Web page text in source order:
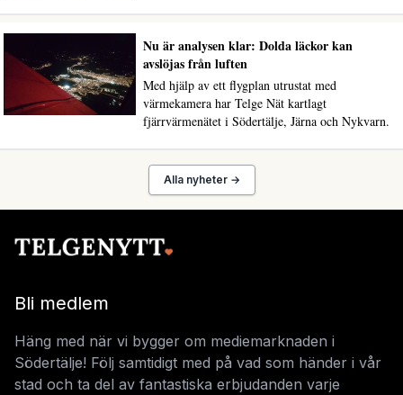
Nu är analysen klar: Dolda läckor kan
avslöjas från luften
Med hjälp av ett flygplan utrustat med
värmekamera har Telge Nät kartlagt
fjärrvärmenätet i Södertälje, Järna och Nykvarn.
Alla nyheter →
Bli medlem
Häng med när vi bygger om mediemarknaden i
Södertälje! Följ samtidigt med på vad som händer i vår
stad och ta del av fantastiska erbjudanden varje